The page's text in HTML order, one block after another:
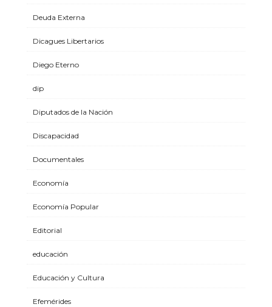
Deuda Externa
Dicagues Libertarios
Diego Eterno
dip
Diputados de la Nación
Discapacidad
Documentales
Economía
Economía Popular
Editorial
educación
Educación y Cultura
Efemérides